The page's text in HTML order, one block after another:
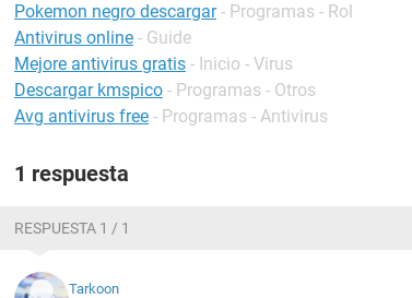
Pokemon negro descargar - Programas - Rol
Antivirus online - Guide
Mejore antivirus gratis - Inicio - Virus
Descargar kmspico - Programas - Otros
Avg antivirus free - Programas - Antivirus
1 respuesta
RESPUESTA 1 / 1
Tarkoon